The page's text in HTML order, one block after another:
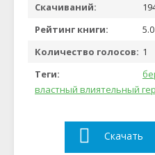
Скачиваний:
Рейтинг книги:
5.0
Количество голосов: 1
Теги:
властный влиятельный
Скачать